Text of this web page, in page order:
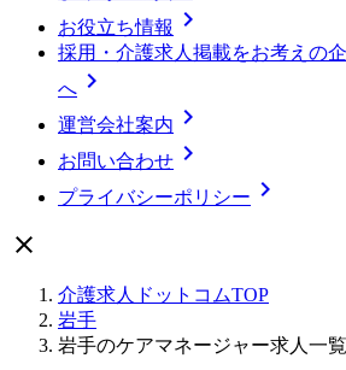
お役立ち情報 
採用・介護求人掲載をお考えの
へ 
運営会社案内 
お問い合わせ 
プライバシーポリシー 

介護求人ドットコムTOP
岩手
岩手のケアマネージャー求人一覧